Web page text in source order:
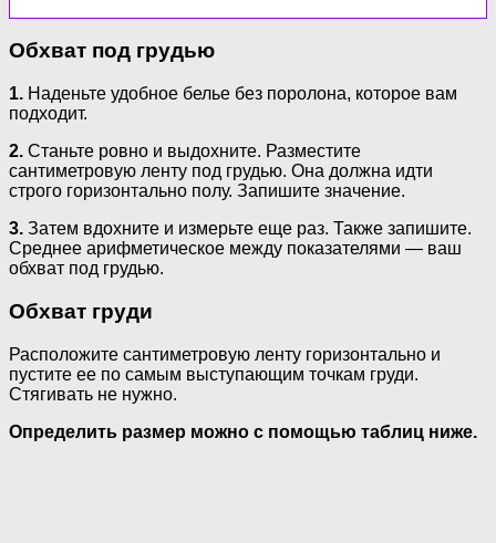
Обхват под грудью
1. Наденьте удобное белье без поролона, которое вам
подходит.
2. Станьте ровно и выдохните. Разместите
сантиметровую ленту под грудью. Она должна идти
строго горизонтально полу. Запишите значение.
3. Затем вдохните и измерьте еще раз. Также запишите.
Среднее арифметическое между показателями — ваш
обхват под грудью.
Обхват груди
Расположите сантиметровую ленту горизонтально и
пустите ее по самым выступающим точкам груди.
Стягивать не нужно.
Определить размер можно с помощью таблиц ниже.